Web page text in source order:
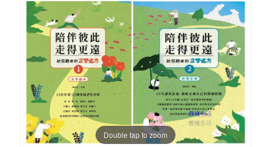
Double tap to zoom